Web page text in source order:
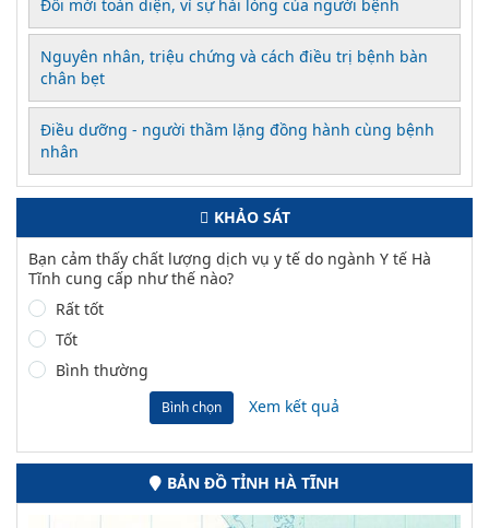
Đổi mới toàn diện, vì sự hài lòng của người bệnh
Nguyên nhân, triệu chứng và cách điều trị bệnh bàn
chân bẹt
Điều dưỡng - người thầm lặng đồng hành cùng bệnh
nhân
KHẢO SÁT
Bạn cảm thấy chất lượng dịch vụ y tế do ngành Y tế Hà
Tĩnh cung cấp như thế nào?
Rất tốt
Tốt
Bình thường
Bình chọn Xem kết quả
BẢN ĐỒ TỈNH HÀ TĨNH